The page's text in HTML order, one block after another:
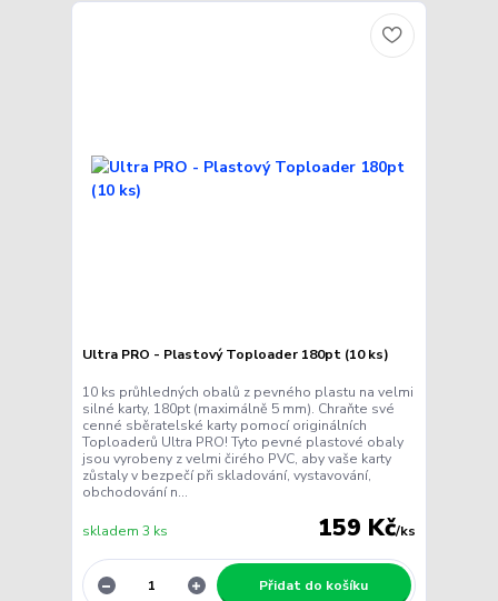
Ultra PRO - Plastový Toploader 180pt (10 ks)
10 ks průhledných obalů z pevného plastu na velmi
silné karty, 180pt (maximálně 5 mm). Chraňte své
cenné sběratelské karty pomocí originálních
Toploaderů Ultra PRO! Tyto pevné plastové obaly
jsou vyrobeny z velmi čirého PVC, aby vaše karty
zůstaly v bezpečí při skladování, vystavování,
obchodování n...
159 Kč/ks
skladem 3 ks
Přidat do košíku